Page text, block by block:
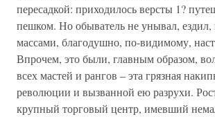
пересадкой: приходилось версты 1?
пешком. Но обыватель не унывал, ездил,
массами, благодушно, по-видимому,
Впрочем, это были, главным образом,
всех мастей и рангов – эта грязная
революции и вызванной ею разрухи.
крупный торговый центр, имевший